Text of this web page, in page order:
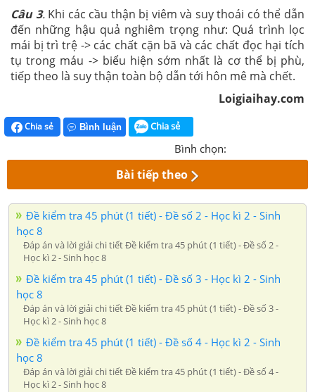
Câu 3.Khi các cầu thận bị viêm và suy thoái có thể dẫn
đến những hậu quả nghiêm trọng như: Quá trình lọc
mái bị trì trệ -> các chất cặn bã và các chất đọc hại tích
tụ trong máu -> biểu hiện sớm nhất là cơ thể bị phù,
tiếp theo là suy thận toàn bộ dẫn tới hôn mê mà chết.
Loigiaihay.com
Chia sẻ Bình luận Chia sẻ
Bình chọn:
Bài tiếp theo
Đề kiểm tra 45 phút (1 tiết) - Đề số 2 - Học kì 2 - Sinh
học 8
Đáp án và lời giải chi tiết Đề kiểm tra 45 phút (1 tiết) - Đề số 2 -
Học kì 2 - Sinh học 8
Đề kiểm tra 45 phút (1 tiết) - Đề số 3 - Học kì 2 - Sinh
học 8
Đáp án và lời giải chi tiết Đề kiểm tra 45 phút (1 tiết) - Đề số 3 -
Học kì 2 - Sinh học 8
Đề kiểm tra 45 phút (1 tiết) - Đề số 4 - Học kì 2 - Sinh
học 8
Đáp án và lời giải chi tiết Đề kiểm tra 45 phút (1 tiết) - Đề số 4 -
Học kì 2 - Sinh học 8